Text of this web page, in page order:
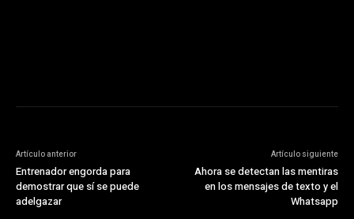
Artículo anterior
Entrenador engorda para
demostrar que sí se puede
adelgazar
Artículo siguiente
Ahora se detectan las mentiras
en los mensajes de texto y el
Whatsapp